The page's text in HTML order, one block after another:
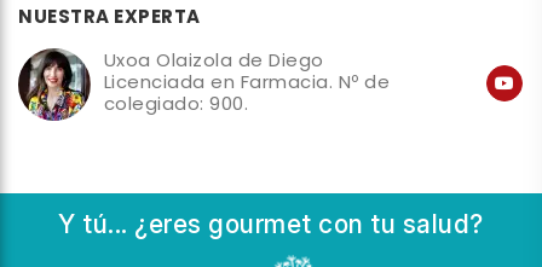
NUESTRA EXPERTA
Uxoa Olaizola de Diego
Licenciada en Farmacia. Nº de
colegiado: 900.
Y tú... ¿eres gourmet con tu salud?